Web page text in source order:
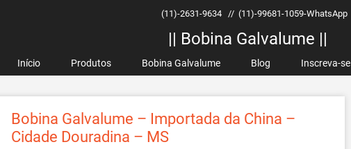
(11)-2631-9634 // (11)-99681-1059-WhatsApp
|| Bobina Galvalume ||
Início Produtos Bobina Galvalume Blog Inscreva-se
Bobina Galvalume – Importada da China –
Cidade Douradina – MS